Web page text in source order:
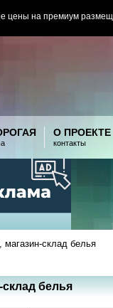
цены на премиум
О ПРОЕКТЕ
контакты
магазин-склад белья
белья